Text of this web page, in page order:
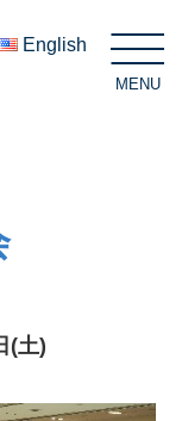
MENU
English
(土)